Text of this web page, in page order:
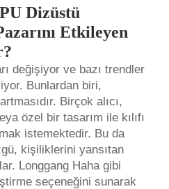
Dizüstü
Etkileyen
değişiyor ve bazı trendler
Bunlardan biri,
Birçok alıcı,
özel bir tasarım ile kılıfı
istemektedir. Bu da
kişiliklerini yansıtan
Longgang Haha gibi
seçeneğini sunarak